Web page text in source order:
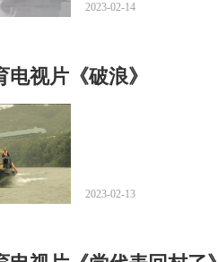
2023-02-14
视片《破浪》
2023-02-13